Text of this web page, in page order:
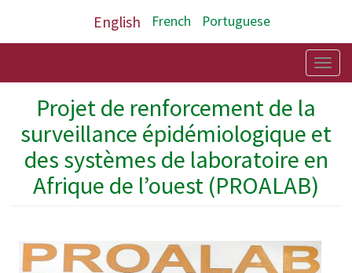
English French Portuguese
Projet de renforcement de la
surveillance épidémiologique et
des systèmes de laboratoire en
Afrique de l’ouest (PROALAB)